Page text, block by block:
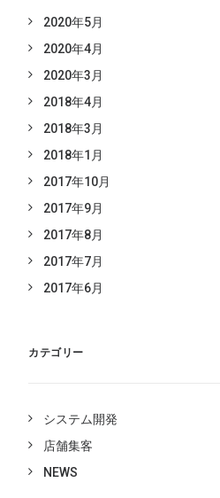
2020年5月
2020年4月
2020年3月
2018年4月
2018年3月
2018年1月
2017年10月
2017年9月
2017年8月
2017年7月
2017年6月
カテゴリー
システム開発
店舗集客
NEWS